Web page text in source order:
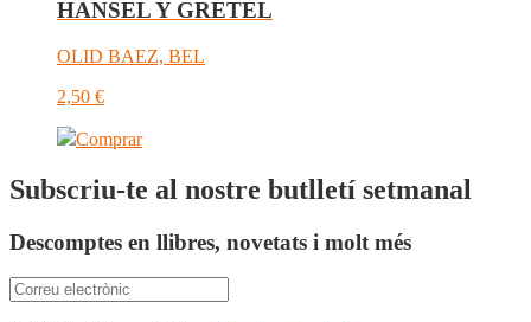
HANSEL Y GRETEL
OLID BAEZ, BEL
2,50 €
Comprar
Subscriu-te al nostre butlletí setmanal
Descomptes en llibres, novetats i molt més